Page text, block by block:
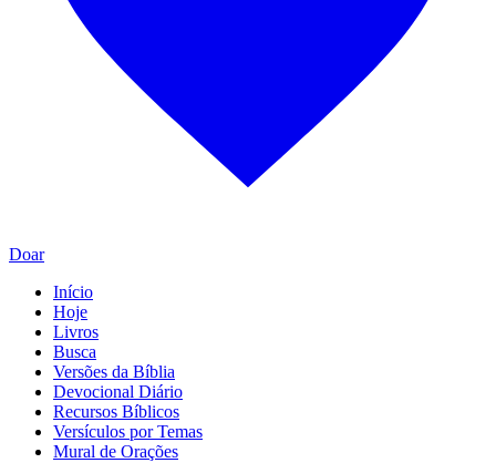
Doar
Início
Hoje
Livros
Busca
Versões da Bíblia
Devocional Diário
Recursos Bíblicos
Versículos por Temas
Mural de Orações